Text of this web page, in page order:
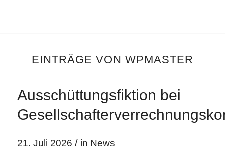
EINTRÄGE VON WPMASTER
Ausschüttungsfiktion bei
21. Juli 2026 / in News